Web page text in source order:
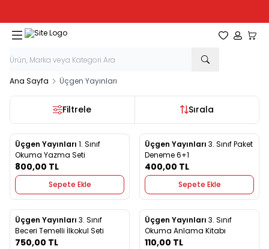
Favorilerim
Hesabım
Ana Sayfa Üçgen Yayınları
Filtrele Sırala
Yeni
Favorilere Ekle
Üçgen Yayınları 1. Sınıf
Okuma Yazma Seti
800,00 TL
Sepete Ekle
Yeni
Favorilere Ekle
Üçgen Yayınları 3. Sınıf Paket
Deneme 6+1
400,00 TL
Sepete Ekle
Yeni
Favorilere Ekle
Üçgen Yayınları 3. Sınıf
Beceri Temelli İlkokul Seti
750,00 TL
Yeni
Favorilere Ekle
Üçgen Yayınları 3. Sınıf
Okuma Anlama Kitabı
110,00 TL